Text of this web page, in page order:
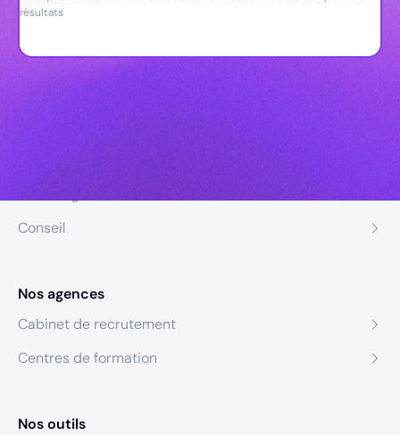
résultats
Conseil
Nos agences
Cabinet de recrutement
Centres de formation
Nos outils